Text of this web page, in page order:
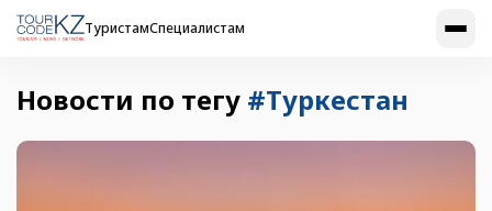
ТуристамСпециалистам
Новости по тегу #Туркестан